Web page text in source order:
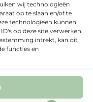
wij technologieën
op te slaan en/of te
technologieën kunnen
op deze site verwerken.
intrekt, kan dit
functies en